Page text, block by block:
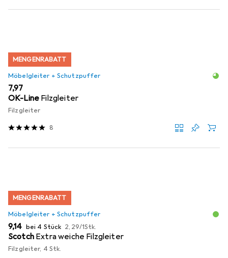
MENGENRABATT
Möbelgleiter + Schutzpuffer
EUR
7,97
OK-Line Filzgleiter
Filzgleiter
8
MENGENRABATT
Möbelgleiter + Schutzpuffer
EUR
9,14 bei 4 Stück EUR
2,29/1Stk.
Scotch Extra weiche Filzgleiter
Filzgleiter, 4 Stk.